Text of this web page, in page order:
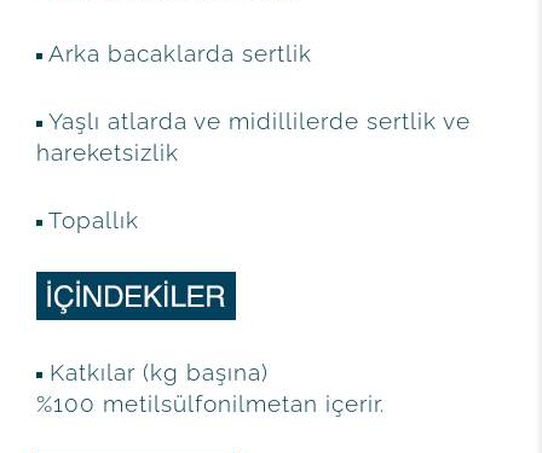
Arka bacaklarda sertlik
Yaşlı atlarda ve midillilerde sertlik ve
hareketsizlik
Topallık
Katkılar (kg başına)
%100 metilsülfonilmetan içerir.